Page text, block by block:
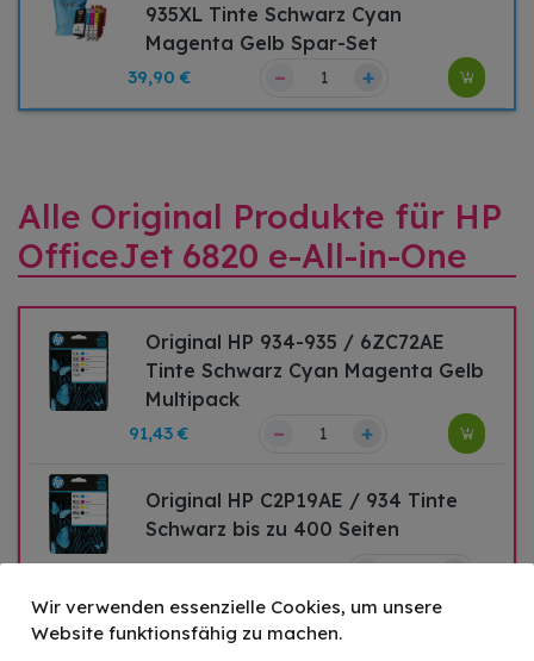
935XL Tinte Schwarz Cyan
Magenta Gelb Spar-Set
39,90 € – +
Alle Original Produkte für HP
OfficeJet 6820 e-All-in-One
Original HP 934-935 / 6ZC72AE
Tinte Schwarz Cyan Magenta Gelb
Multipack
91,43 € – +
Original HP C2P19AE / 934 Tinte
Schwarz bis zu 400 Seiten
– +
Wir verwenden essenzielle Cookies, um unsere
Website funktionsfähig zu machen.